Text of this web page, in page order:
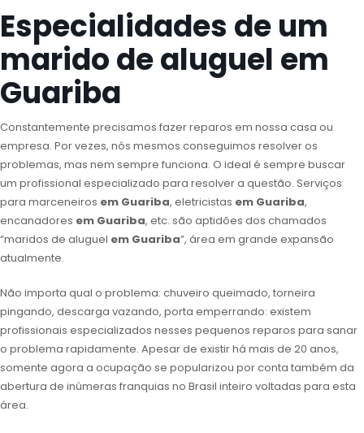
Especialidades de um
marido de aluguel em
Guariba
Constantemente precisamos fazer reparos em nossa casa ou
empresa. Por vezes, nós mesmos conseguimos resolver os
problemas, mas nem sempre funciona. O ideal é sempre buscar
um profissional especializado para resolver a questão. Serviços
para marceneiros em Guariba, eletricistas em Guariba,
encanadores em Guariba, etc. são aptidões dos chamados
“maridos de aluguel em Guariba”, área em grande expansão
atualmente.
Não importa qual o problema: chuveiro queimado, torneira
pingando, descarga vazando, porta emperrando: existem
profissionais especializados nesses pequenos reparos para sanar
o problema rapidamente. Apesar de existir há mais de 20 anos,
somente agora a ocupação se popularizou por conta também da
abertura de inúmeras franquias no Brasil inteiro voltadas para esta
área.